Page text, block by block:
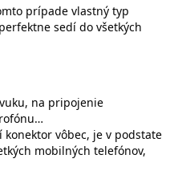
prípade vlastný typ
sedí do všetkých
na pripojenie
vôbec, je v podstate
mobilných telefónov,